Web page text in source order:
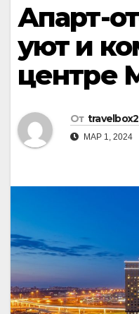
Апарт-
уют и
центре
От
МАР 1, 2024